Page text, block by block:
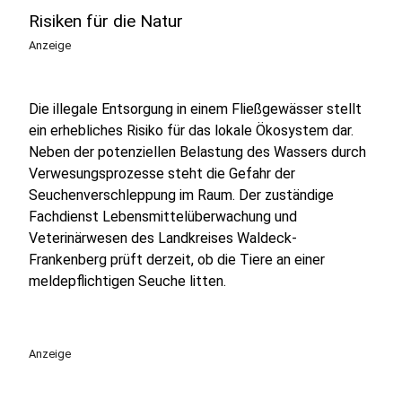
Risiken für die Natur
Anzeige
Die illegale Entsorgung in einem Fließgewässer stellt
ein erhebliches Risiko für das lokale Ökosystem dar.
Neben der potenziellen Belastung des Wassers durch
Verwesungsprozesse steht die Gefahr der
Seuchenverschleppung im Raum. Der zuständige
Fachdienst Lebensmittelüberwachung und
Veterinärwesen des Landkreises Waldeck-
Frankenberg prüft derzeit, ob die Tiere an einer
meldepflichtigen Seuche litten.
Anzeige